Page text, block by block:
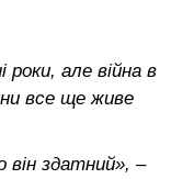
але війна в
все ще живе
він здатний», –